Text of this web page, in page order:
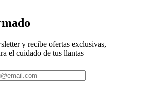
y recibe ofertas exclusivas,
el cuidado de tus llantas